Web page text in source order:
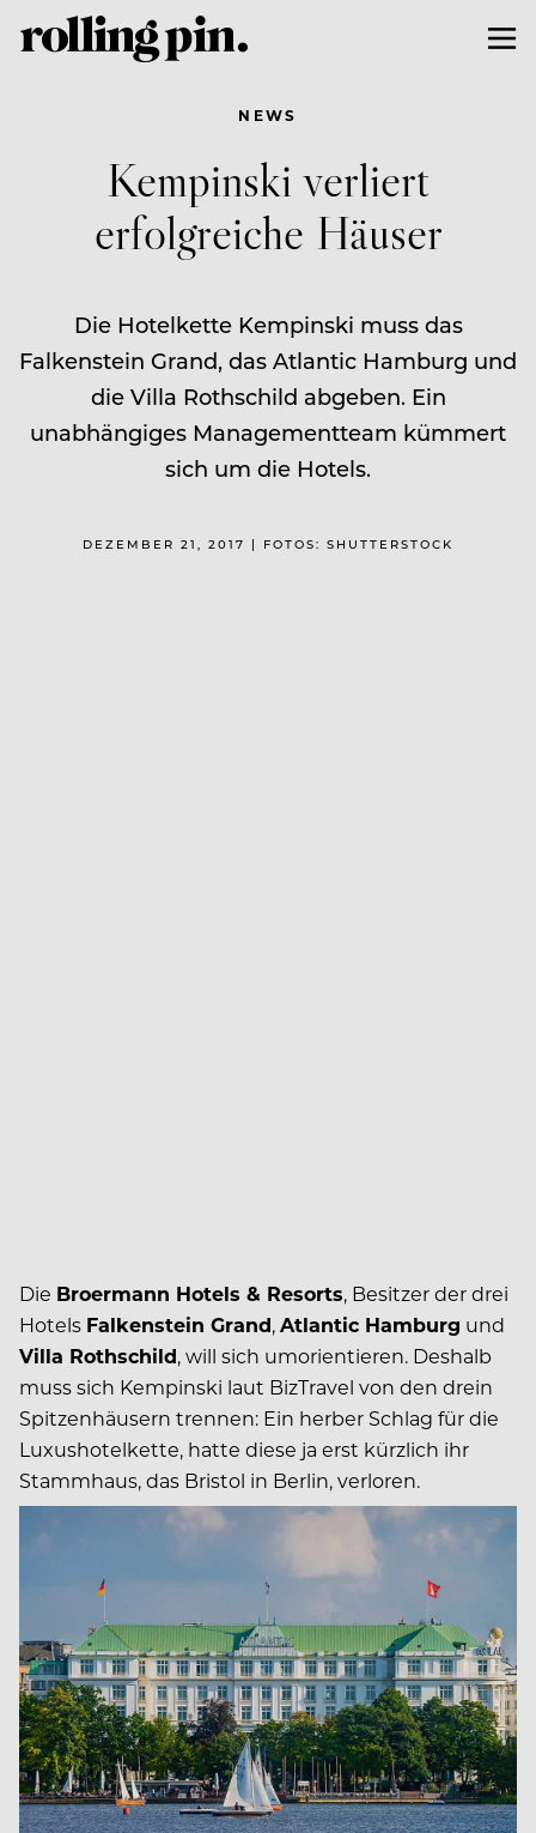
NEWS
Kempinski verliert
erfolgreiche Häuser
Die Hotelkette Kempinski muss das
Falkenstein Grand, das Atlantic Hamburg und
die Villa Rothschild abgeben. Ein
unabhängiges Managementteam kümmert
sich um die Hotels.
DEZEMBER 21, 2017 | FOTOS: SHUTTERSTOCK
Die Broermann Hotels & Resorts, Besitzer der drei
Hotels Falkenstein Grand,Atlantic Hamburg und
Villa Rothschild, will sich umorientieren. Deshalb
muss sich Kempinski laut BizTravel von den drein
Spitzenhäusern trennen: Ein herber Schlag für die
Luxushotelkette, hatte diese ja erst kürzlich ihr
Stammhaus, das Bristol in Berlin, verloren.